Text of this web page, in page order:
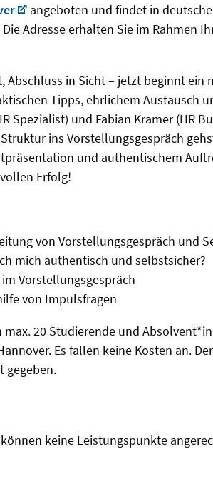
angeboten und findet in
Adresse erhalten Sie im Rahmen
Abschluss in Sicht – jetzt beginnt ein
Tipps, ehrlichem Austausch
Spezialist) und Fabian Kramer (HR
ins Vorstellungsgespräch
und authentischem
Erfolg!
von Vorstellungsgespräch und
mich authentisch und selbstsicher?
im Vorstellungsgespräch
von Impulsfragen
20 Studierende und
Es fallen keine Kosten an.
gegeben.
keine Leistungspunkte